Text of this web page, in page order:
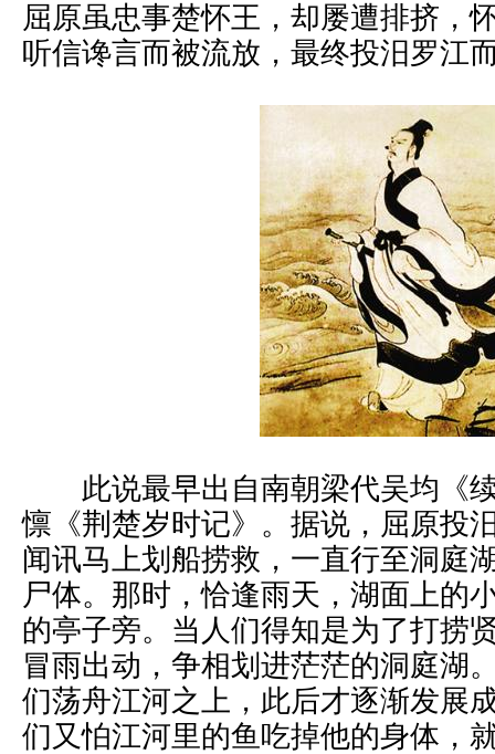
屈原虽忠事楚怀王，却屡遭排挤，
听信谗言而被流放，最终投汨罗江
此说最早出自南朝梁代吴均《
懔《荆楚岁时记》。据说，屈原投
闻讯马上划船捞救，一直行至洞庭
尸体。那时，恰逢雨天，湖面上的
的亭子旁。当人们得知是为了打捞
冒雨出动，争相划进茫茫的洞庭湖
们荡舟江河之上，此后才逐渐发展
们又怕江河里的鱼吃掉他的身体，